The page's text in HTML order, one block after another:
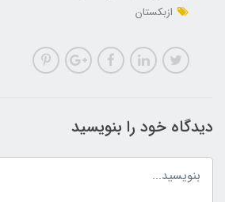
ازبکستان
دیدگاه خود را بنویسید